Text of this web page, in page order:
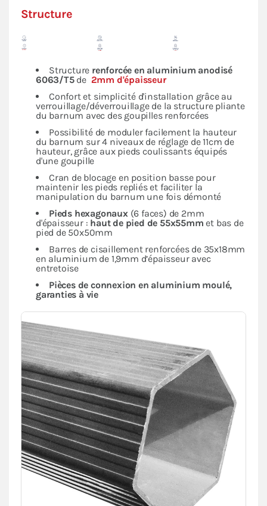
Structure
Structure renforcée en aluminium anodisé
6063/T5 de 2mm d'épaisseur
Confort et simplicité d'installation grâce au
verrouillage/déverrouillage de la structure pliante
du barnum avec des goupilles renforcées
Possibilité de moduler facilement la hauteur
du barnum sur 4 niveaux de réglage de 11cm de
hauteur, grâce aux pieds coulissants équipés
d'une goupille
Cran de blocage en position basse pour
maintenir les pieds repliés et faciliter la
manipulation du barnum une fois démonté
Pieds hexagonaux (6 faces) de 2mm
d'épaisseur : haut de pied de 55x55mm et bas de
pied de 50x50mm
Barres de cisaillement renforcées de 35x18mm
en aluminium de 1,9mm d’épaisseur avec
entretoise
Pièces de connexion en aluminium moulé,
garanties à vie